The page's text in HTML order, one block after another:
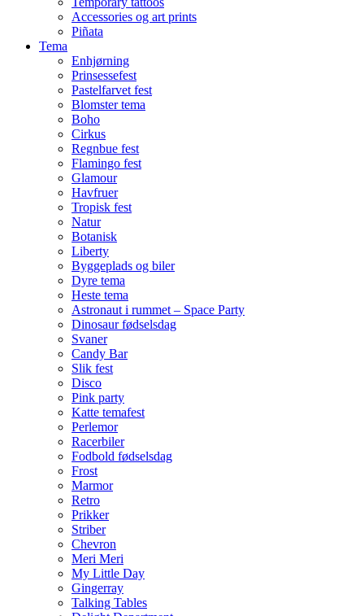
Accessories og art prints
Piñata
Tema
Enhjørning
Prinsessefest
Pastelfarvet fest
Blomster tema
Boho
Cirkus
Regnbue fest
Flamingo fest
Glamour
Havfruer
Tropisk fest
Natur
Botanisk
Liberty
Byggeplads og biler
Dyre tema
Heste tema
Astronaut i rummet – Space Party
Dinosaur fødselsdag
Svaner
Candy Bar
Slik fest
Disco
Pink party
Katte temafest
Perlemor
Racerbiler
Fodbold fødselsdag
Frost
Marmor
Retro
Prikker
Striber
Chevron
Meri Meri
My Little Day
Gingerray
Talking Tables